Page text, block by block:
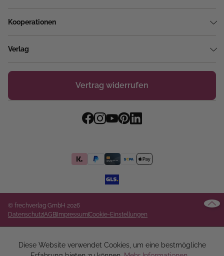
Kooperationen
Verlag
Vertrag widerrufen
© frechverlag GmbH 2026
DatenschutzAGB ImpressumCookie-Einstellungen
Diese Website verwendet Cookies, um eine bestmögliche